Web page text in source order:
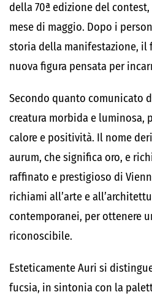
della 70ª edizione del contest,
mese di maggio. Dopo i
storia della manifestazione, il
nuova figura pensata per
Secondo quanto comunicato
creatura morbida e luminosa,
calore e positività. Il nome
aurum, che significa oro, e
raffinato e prestigioso di
richiami all’arte e
contemporanei, per ottenere
riconoscibile.
Esteticamente Auri si
fucsia, in sintonia con la